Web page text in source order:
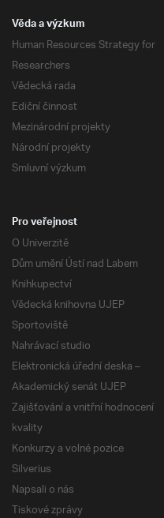
Věda a výzkum
Human Resources Strategy for
Researchers
Vědecká rada
Ediční činnost
Mezinárodní projekty
Národní projekty
Smluvní výzkum
Pro veřejnost
O Univerzitě
Dům umění Ústí nad Labem
Knihkupectví
Vědecká knihovna UJEP
Sportoviště
Nahrávací studio
Elektronická úřední deska –
Akademický senát UJEP
Zajišťování a vnitřní hodnocení
kvality
Konkurzy a volné pozice
Silverius
Napsali o nás
Tiskové zprávy